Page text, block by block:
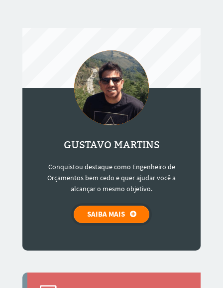
GUSTAVO MARTINS
Conquistou destaque como Engenheiro de
Orçamentos bem cedo e quer ajudar você a
alcançar o mesmo objetivo.
SAIBA MAIS